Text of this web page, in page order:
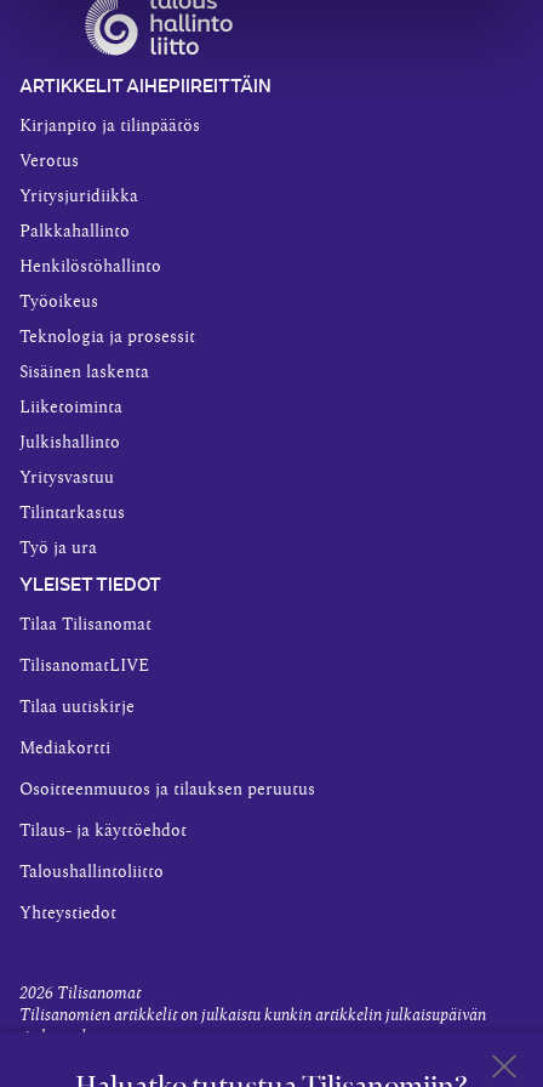
ARTIKKELIT AIHEPIIREITTÄIN
Kirjanpito ja tilinpäätös
Verotus
Yritysjuridiikka
Palkkahallinto
Henkilöstöhallinto
Työoikeus
Teknologia ja prosessit
Sisäinen laskenta
Liiketoiminta
Julkishallinto
Yritysvastuu
Tilintarkastus
Työ ja ura
YLEISET TIEDOT
Tilaa Tilisanomat
TilisanomatLIVE
Tilaa uutiskirje
Mediakortti
Osoitteenmuutos ja tilauksen peruutus
Tilaus- ja käyttöehdot
Taloushallintoliitto
Yhteystiedot
2026 Tilisanomat
Tilisanomien artikkelit on julkaistu kunkin artikkelin julkaisupäivän
tiedon valossa.
Evästevalinnat